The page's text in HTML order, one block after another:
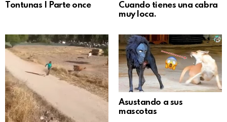
Tontunas | Parte once
Cuando tienes una cabra
muy loca.
Asustando a sus
mascotas